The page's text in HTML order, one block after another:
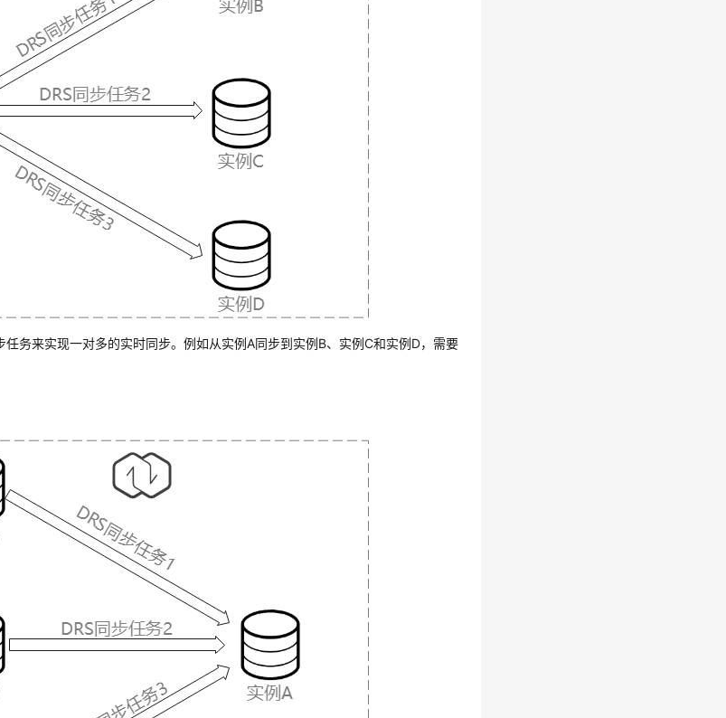
任务来实现一对多的实时同步。例如从实例A同步到实例B、实例C和实例D，需要